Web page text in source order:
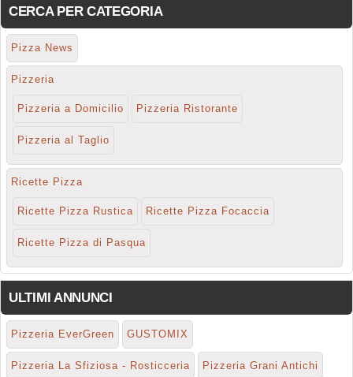
CERCA PER CATEGORIA
Pizza News
Pizzeria
Pizzeria a Domicilio Pizzeria Ristorante
Pizzeria al Taglio
Ricette Pizza
Ricette Pizza Rustica Ricette Pizza Focaccia
Ricette Pizza di Pasqua
ULTIMI ANNUNCI
Pizzeria EverGreen GUSTOMIX
Pizzeria La Sfiziosa - Rosticceria Pizzeria Grani Antichi